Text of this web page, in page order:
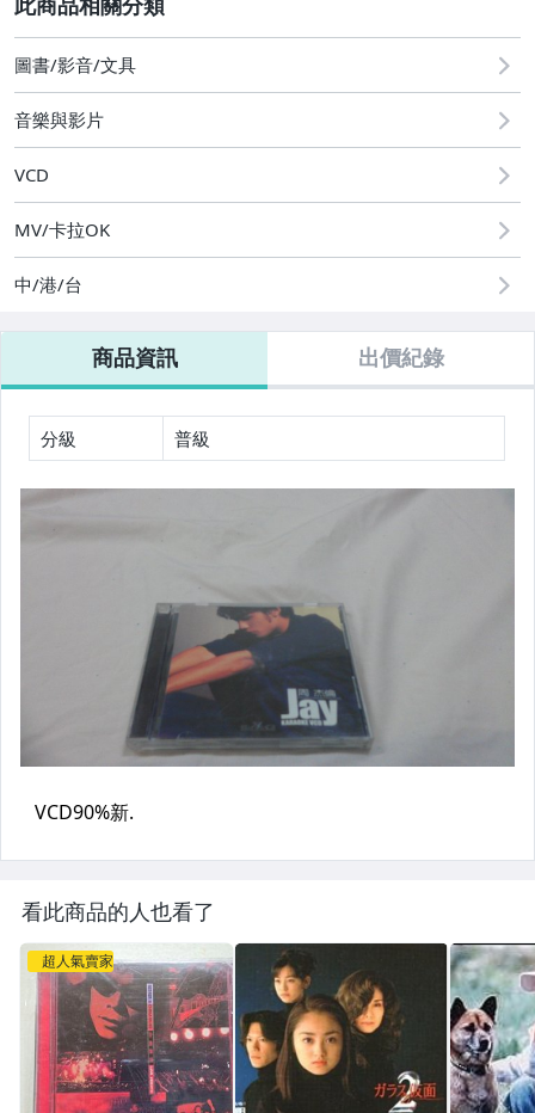
圖書/影音/文具
居家、家具與園藝
偶像、球員卡與郵幣
女包精品與女鞋
家電與影音視聽
運動、戶外與休閒
圖書/影音/文具
音樂與影片
VCD
MV/卡拉OK
中/港/台
商品資訊 出價紀錄
分級 普級
看此商品的人也看了
超人氣賣家